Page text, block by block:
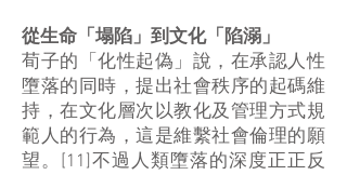
從生命「塌陷」到文化「陷溺」
荀子的「化性起偽」說，在承認人性
墮落的同時，提出社會秩序的起碼維
持，在文化層次以教化及管理方式規
範人的行為，這是維繫社會倫理的願
望。[11]不過人類墮落的深度正正反